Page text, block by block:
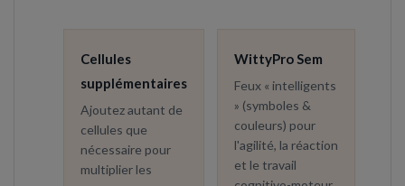
Cellules
supplémentaires
Ajoutez autant de
cellules que
nécessaire pour
multiplier les
WittyPro Sem
Feux « intelligents
» (symboles &
couleurs) pour
l'agilité, la réaction
et le travail